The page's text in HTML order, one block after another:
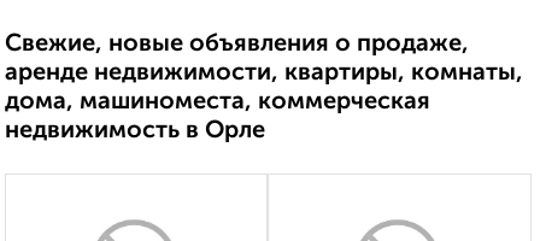
Свежие, новые объявления о продаже,
аренде недвижимости, квартиры, комнаты,
дома, машиноместа, коммерческая
недвижимость в Орле